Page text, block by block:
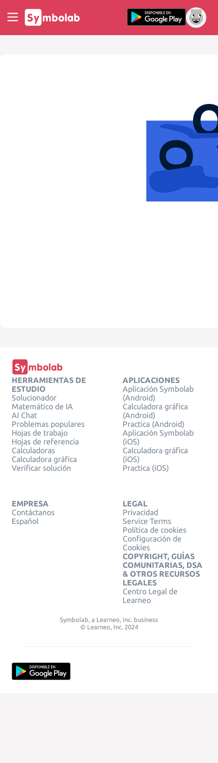
HERRAMIENTAS DE
ESTUDIO
Solucionador
Matemático de IA
AI Chat
Problemas populares
Hojas de trabajo
Hojas de referencia
Calculadoras
Calculadora gráfica
Verificar solución
APLICACIONES
Aplicación Symbolab
(Android)
Calculadora gráfica
(Android)
Practica (Android)
Aplicación Symbolab
(iOS)
Calculadora gráfica
(iOS)
Practica (iOS)
EMPRESA
Contáctanos
Español
LEGAL
Privacidad
Service Terms
Política de cookies
Configuración de
Cookies
COPYRIGHT, GUÍAS
COMUNITARIAS, DSA
& OTROS RECURSOS
LEGALES
Centro Legal de
Learneo
Symbolab, a Learneo, Inc. business
© Learneo, Inc. 2024